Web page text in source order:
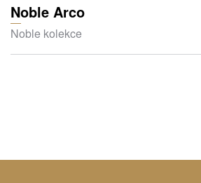
Noble Arco
Noble kolekce